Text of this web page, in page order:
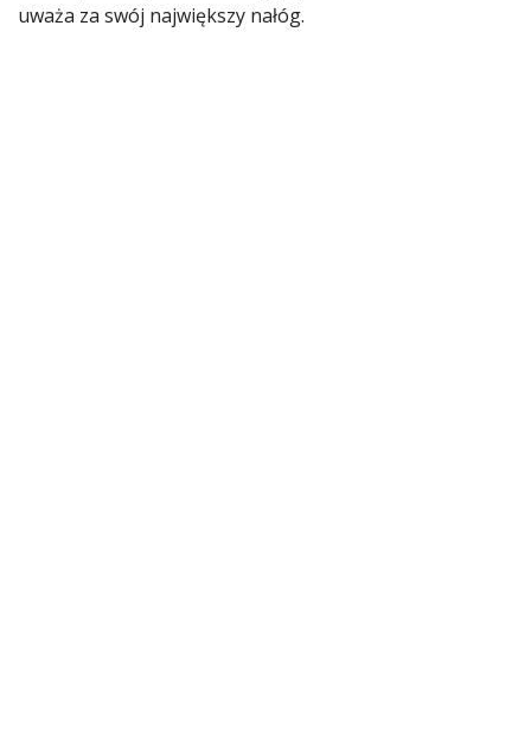
uważa za swój największy nałóg.